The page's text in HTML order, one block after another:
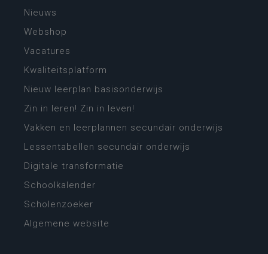
Nieuws
Webshop
Vacatures
Kwaliteitsplatform
Nieuw leerplan basisonderwijs
Zin in leren! Zin in leven!
Vakken en leerplannen secundair onderwijs
Lessentabellen secundair onderwijs
Digitale transformatie
Schoolkalender
Scholenzoeker
Algemene website